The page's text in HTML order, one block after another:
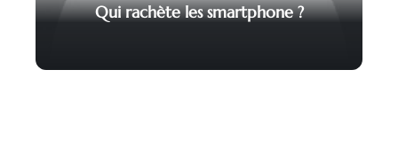
Qui rachète les smartphone ?